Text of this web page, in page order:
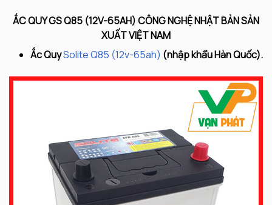
ẮC QUY GS Q85 (12V-65AH) CÔNG NGHỆ NHẬT BẢN SẢN
XUẤT VIỆT NAM
Ắc QuySolite Q85 (12v-65ah) (nhập khẩu Hàn Quốc).